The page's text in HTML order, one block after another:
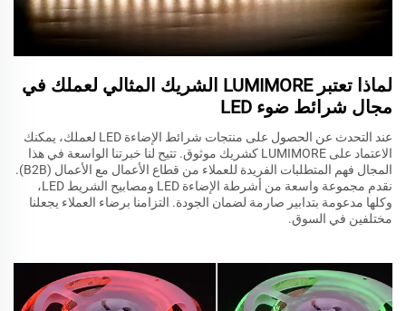
لماذا تعتبر LUMIMORE الشريك المثالي لعملك في
مجال شرائط ضوء LED
عند التحدث عن الحصول على منتجات شرائط الإضاءة LED لعملك، يمكنك
الاعتماد على LUMIMORE كشريك موثوق. تتيح لنا خبرتنا الواسعة في هذا
المجال فهم المتطلبات الفريدة للعملاء من قطاع الأعمال مع الأعمال (B2B).
نقدم مجموعة واسعة من أشرطة الإضاءة LED ومصابيح الشريط LED،
وكلها مدعومة بتدابير صارمة لضمان الجودة. التزامنا برضاء العملاء يجعلنا
مختلفين في السوق.